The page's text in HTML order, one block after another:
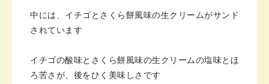
中には、イチゴとさくら餅風味の生クリームがサンド
されています
イチゴの酸味とさくら餅風味の生クリームの塩味とほ
ろ苦さが、後をひく美味しさです